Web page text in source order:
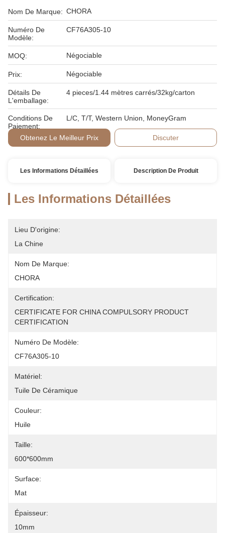
Nom De Marque: CHORA
Numéro De
Modèle:
CF76A305-10
MOQ: Négociable
Prix: Négociable
Détails De
L'emballage:
4 pieces/1.44 mètres carrés/32kg/carton
Conditions De
Paiement:
L/C, T/T, Western Union, MoneyGram
Obtenez Le Meilleur Prix Discuter
Les Informations Détaillées Description De Produit
Les Informations Détaillées
Lieu D'origine:
La Chine
Nom De Marque:
CHORA
Certification:
CERTIFICATE FOR CHINA COMPULSORY PRODUCT
CERTIFICATION
Numéro De Modèle:
CF76A305-10
Matériel:
Tuile De Céramique
Couleur:
Huile
Taille:
600*600mm
Surface:
Mat
Épaisseur:
10mm